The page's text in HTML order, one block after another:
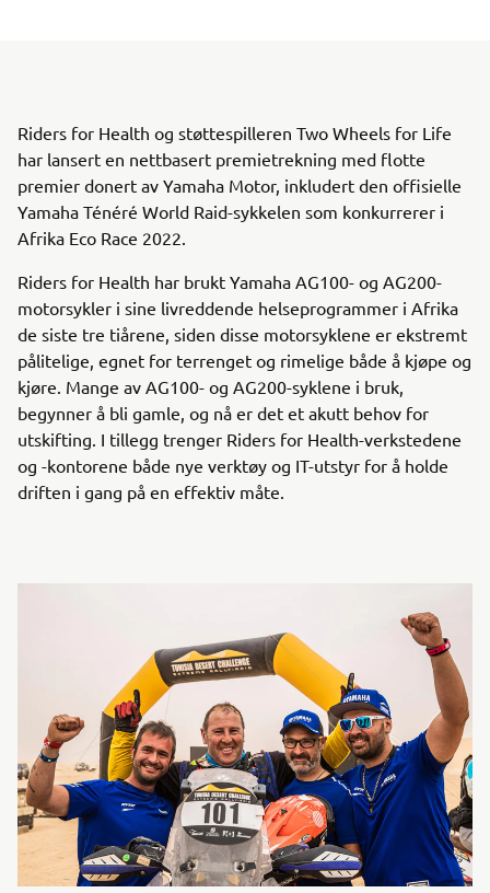
Riders for Health og støttespilleren Two Wheels for Life
har lansert en nettbasert premietrekning med flotte
premier donert av Yamaha Motor, inkludert den offisielle
Yamaha Ténéré World Raid-sykkelen som konkurrerer i
Afrika Eco Race 2022.
Riders for Health har brukt Yamaha AG100- og AG200-
motorsykler i sine livreddende helseprogrammer i Afrika
de siste tre tiårene, siden disse motorsyklene er ekstremt
pålitelige, egnet for terrenget og rimelige både å kjøpe og
kjøre. Mange av AG100- og AG200-syklene i bruk,
begynner å bli gamle, og nå er det et akutt behov for
utskifting. I tillegg trenger Riders for Health-verkstedene
og -kontorene både nye verktøy og IT-utstyr for å holde
driften i gang på en effektiv måte.